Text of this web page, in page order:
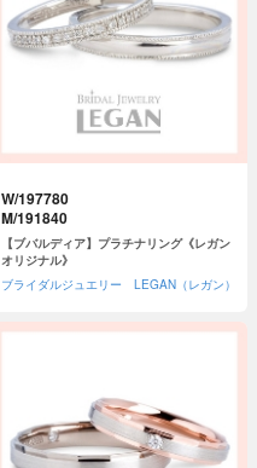
W/197780
M/191840
【ブバルディア】プラチナリング《レガン
オリジナル》
ブライダルジュエリー LEGAN（レガン）